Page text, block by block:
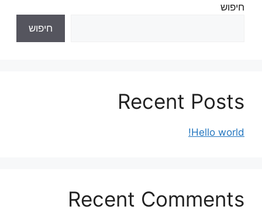
חיפוש
חיפוש
Recent Posts
Hello world!
Recent Comments